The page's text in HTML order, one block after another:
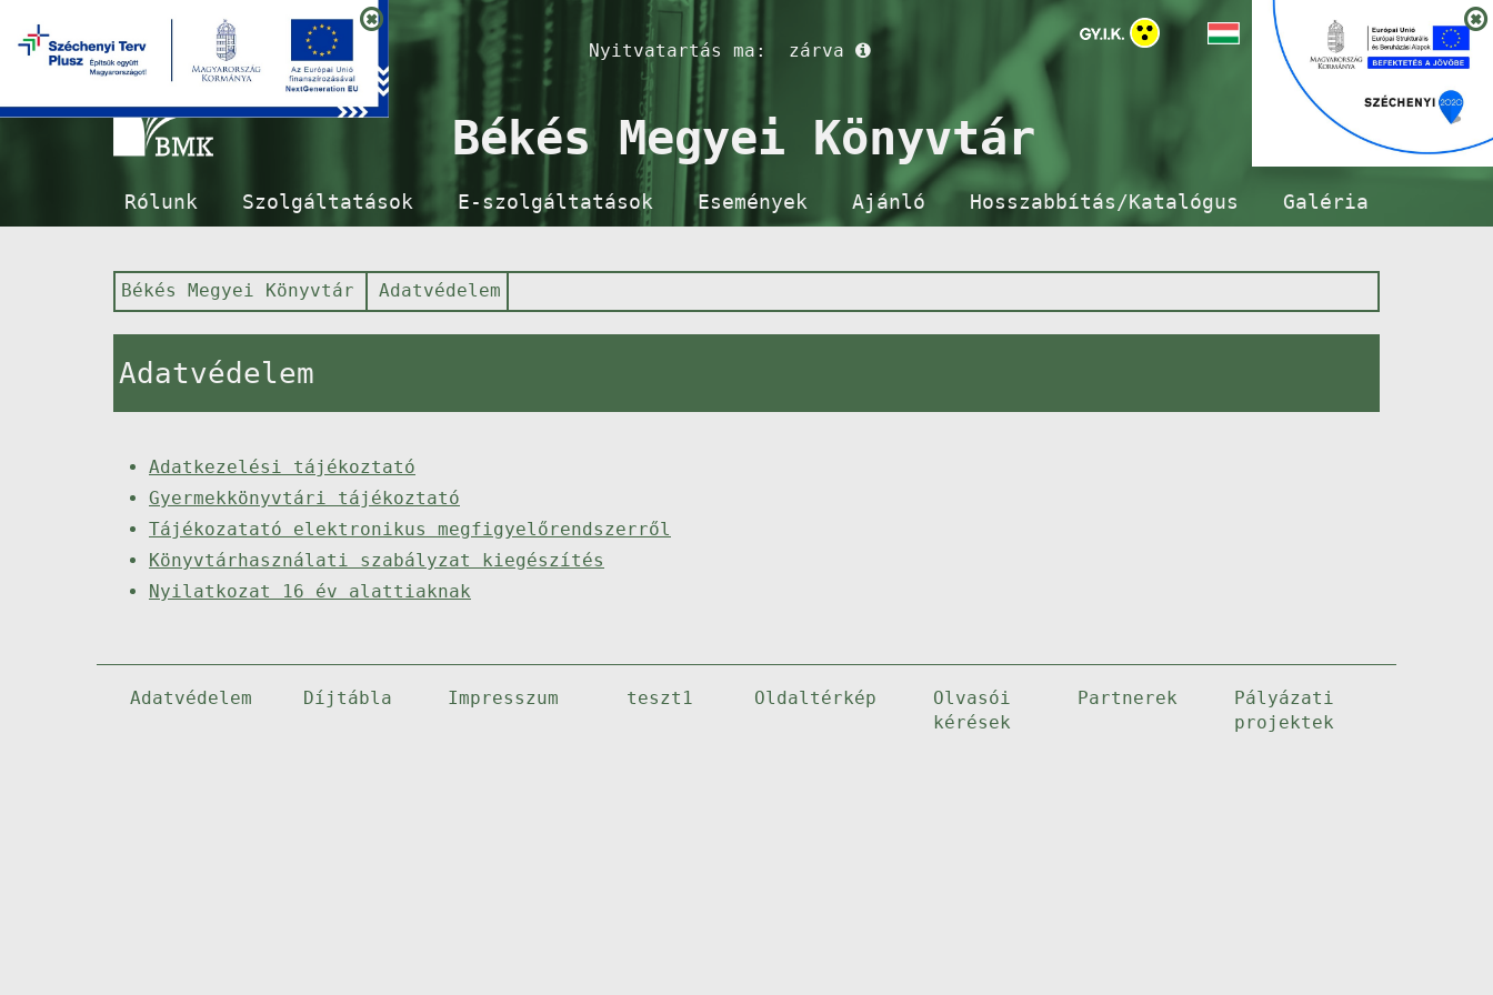
Nyitvatartás ma: zárva
Békés Megyei Könyvtár
Rólunk Szolgáltatások E-szolgáltatások Események Ajánló Hosszabbítás/Katalógus Galéria
Békés Megyei Könyvtár Adatvédelem
Adatvédelem
Adatkezelési tájékoztató
Gyermekkönyvtári tájékoztató
Tájékozatató elektronikus megfigyelőrendszerről
Könyvtárhasználati szabályzat kiegészítés
Nyilatkozat 16 év alattiaknak
Adatvédelem Díjtábla Impresszum teszt1 Oldaltérkép
Olvasói
kérések
Partnerek
Pályázati
projektek